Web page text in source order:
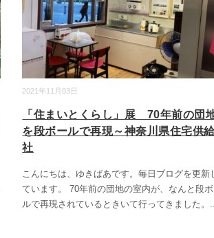
2021年11月03日
「住まいとくらし」展 70年前の団
を段ボールで再現～神奈川県住宅供
社
こんにちは、ゆきばあです。毎日ブログを更新
ています。 70年前の団地の室内が、なんと段
ルで再現されているときいて行ってきました。